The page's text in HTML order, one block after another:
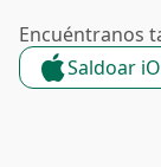
Encuéntranos
Saldoar